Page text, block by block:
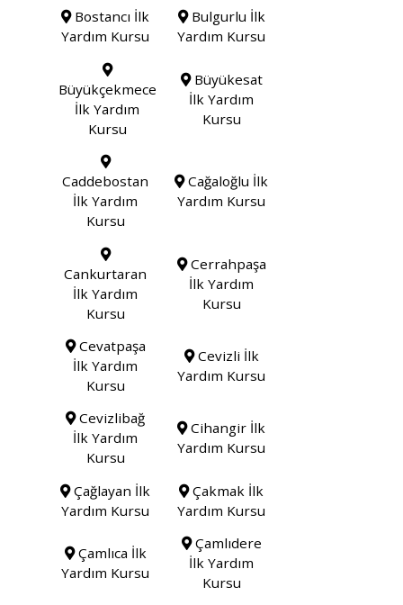
Bostancı İlk
Yardım Kursu
Bulgurlu İlk
Yardım Kursu
Büyükçekmece
İlk Yardım
Kursu
Büyükesat
İlk Yardım
Kursu
Caddebostan
İlk Yardım
Kursu
Cağaloğlu İlk
Yardım Kursu
Cankurtaran
İlk Yardım
Kursu
Cerrahpaşa
İlk Yardım
Kursu
Cevatpaşa
İlk Yardım
Kursu
Cevizli İlk
Yardım Kursu
Cevizlibağ
İlk Yardım
Kursu
Cihangir İlk
Yardım Kursu
Çağlayan İlk
Yardım Kursu
Çakmak İlk
Yardım Kursu
Çamlıca İlk
Yardım Kursu
Çamlıdere
İlk Yardım
Kursu